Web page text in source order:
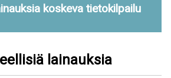
koskeva tietokilpailu
lainauksia